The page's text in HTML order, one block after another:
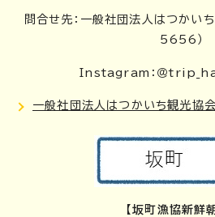
問合せ先：一般社団法人はつか
5656）
Instagram：＠
一般社団法人はつかいち観光協
【坂町漁協新鮮